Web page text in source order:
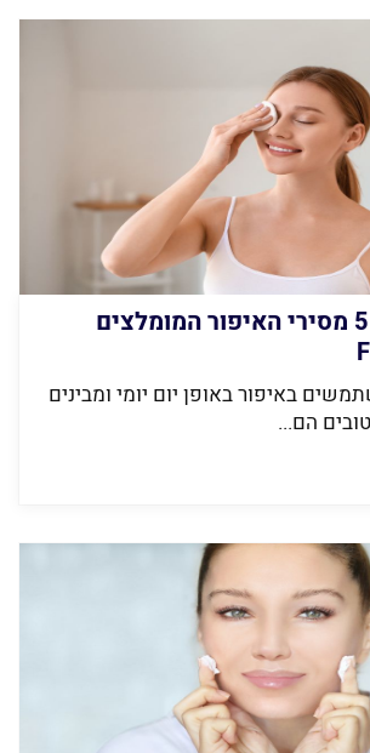
מסיר איפור: 5 מסירי האיפור המומלצים
באיפור באופן יום יומי ומבינים
הם...